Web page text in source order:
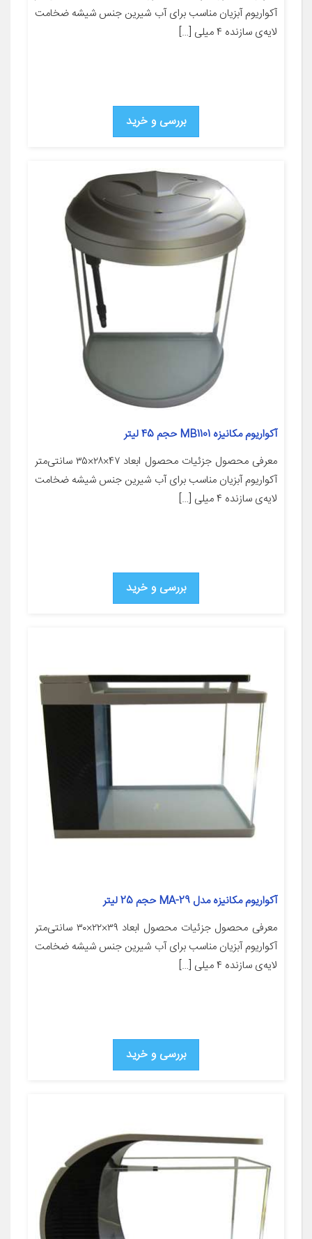
آکواریوم آبزیان مناسب برای آب شیرین جنس شیشه ضخامت
لایه‌ی سازنده ۴ میلی […]
بررسی و خرید
آکواریوم مکانیزه MB1101 حجم 45 لیتر
معرفی محصول جزئیات محصول ابعاد ۴۷×۲۸×۳۵ سانتی‌متر
آکواریوم آبزیان مناسب برای آب شیرین جنس شیشه ضخامت
لایه‌ی سازنده ۴ میلی […]
بررسی و خرید
آکواریوم مکانیزه مدل MA-29 حجم 25 لیتر
معرفی محصول جزئیات محصول ابعاد ۳۹×۲۲×۳۰ سانتی‌متر
آکواریوم آبزیان مناسب برای آب شیرین جنس شیشه ضخامت
لایه‌ی سازنده ۴ میلی […]
بررسی و خرید